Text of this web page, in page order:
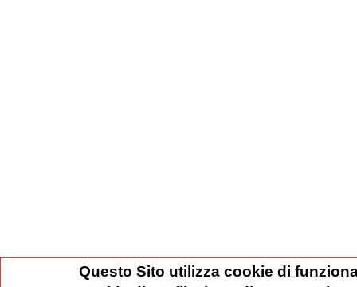
Questo Sito utilizza cookie di